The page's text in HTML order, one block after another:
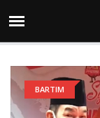
BARTIM